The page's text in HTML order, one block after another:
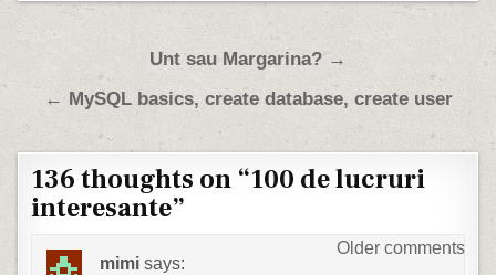
Post navigationUnt sau Margarina? →
← MySQL basics, create database, create user
136 thoughts on “100 de lucruri
interesante”
Comments navigationOlder comments
mimi says: